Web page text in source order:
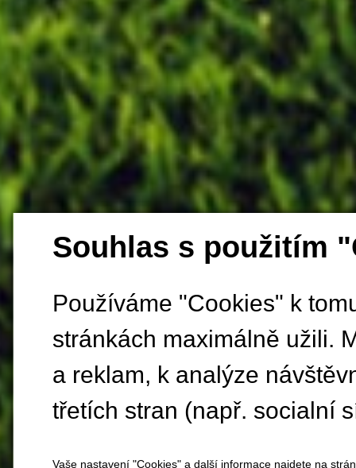
Souhlas s použitím
Používáme "Cookies" k
stránkách maximálně užili.
a reklam, k analýze
třetích stran (např. socialní
Vaše nastavení "Cookies" a další informace najdete na